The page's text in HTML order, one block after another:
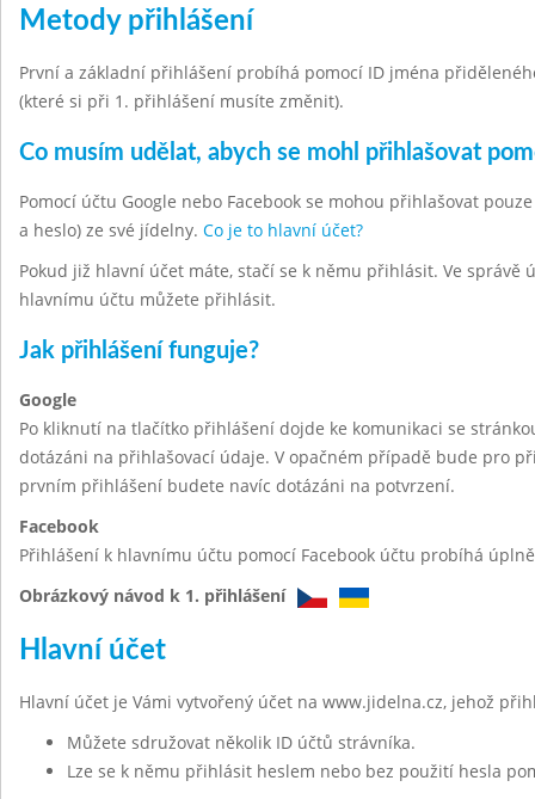
Metody přihlášení
První a základní přihlášení probíhá pomocí ID jména
(které si při 1. přihlášení musíte změnit).
Co musím udělat, abych se mohl přihlašovat
Pomocí účtu Google nebo Facebook se mohou přihlašovat
a heslo) ze své jídelny. Co je to hlavní účet?
Pokud již hlavní účet máte, stačí se k němu přihlásit. Ve
hlavnímu účtu můžete přihlásit.
Jak přihlášení funguje?
Google
Po kliknutí na tlačítko přihlášení dojde ke komunikaci se
dotázáni na přihlašovací údaje. V opačném případě bude pro
prvním přihlášení budete navíc dotázáni na potvrzení.
Facebook
Přihlášení k hlavnímu účtu pomocí Facebook účtu probíhá
Obrázkový návod k 1. přihlášení
Hlavní účet
Hlavní účet je Vámi vytvořený účet na www.jidelna.cz, jehož
Můžete sdružovat několik ID účtů strávníka.
Lze se k němu přihlásit heslem nebo bez použití hesla